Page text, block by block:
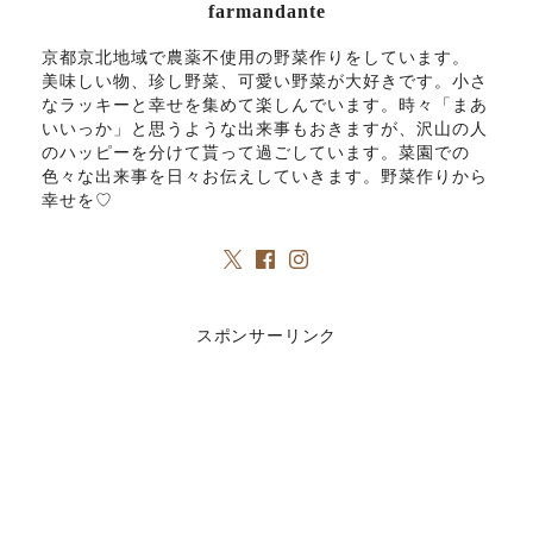
farmandante
京都京北地域で農薬不使用の野菜作りをしています。
美味しい物、珍し野菜、可愛い野菜が大好きです。小さ
なラッキーと幸せを集めて楽しんでいます。時々「まあ
いいっか」と思うような出来事もおきますが、沢山の人
のハッピーを分けて貰って過ごしています。菜園での
色々な出来事を日々お伝えしていきます。野菜作りから
幸せを♡
スポンサーリンク